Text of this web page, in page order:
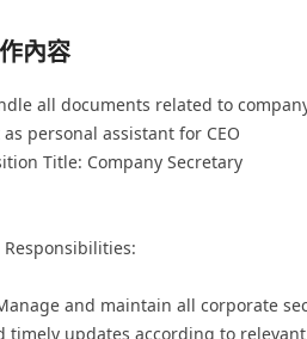
內容
all documents related to
as personal assistant for CEO
Title: Company Secretary
Responsibilities:
and maintain all corporate
timely updates according to